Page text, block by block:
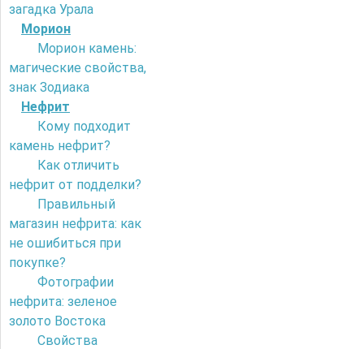
загадка Урала
Морион
Морион камень:
магические свойства,
знак Зодиака
Нефрит
Кому подходит
камень нефрит?
Как отличить
нефрит от подделки?
Правильный
магазин нефрита: как
не ошибиться при
покупке?
Фотографии
нефрита: зеленое
золото Востока
Свойства